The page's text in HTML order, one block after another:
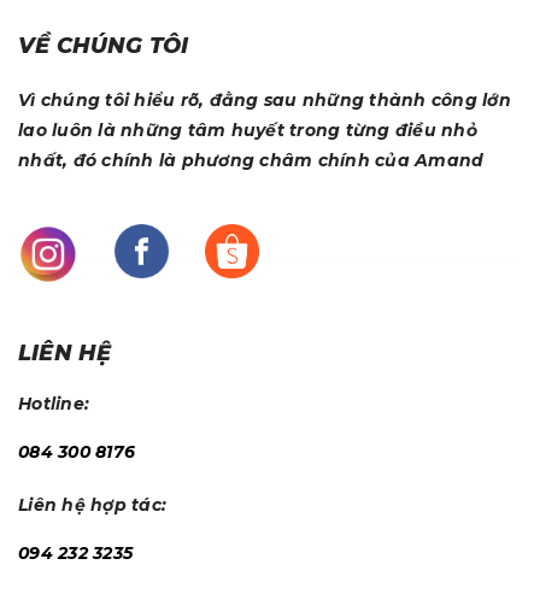
VỀ CHÚNG TÔI
Vì chúng tôi hiểu rõ, đằng sau những thành công lớn
lao luôn là những tâm huyết trong từng điều nhỏ
nhất, đó chính là phương châm chính của Amand
LIÊN HỆ
Hotline:
084 300 8176
Liên hệ hợp tác:
094 232 3235